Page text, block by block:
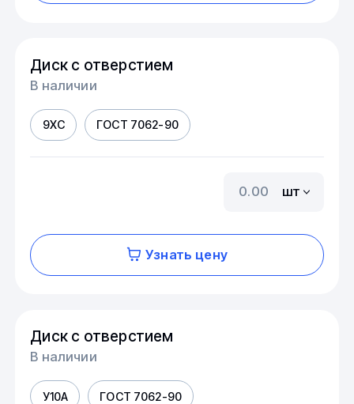
Диск с отверстием
В наличии
9ХС ГОСТ 7062-90
шт
Узнать цену
Диск с отверстием
В наличии
У10А ГОСТ 7062-90